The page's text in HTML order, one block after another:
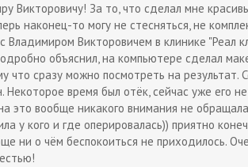
Викторовичу! За то, что сделал мне
наконец-то могу не стесняться, не
Викторовичем в клинике "Реал
объяснил, на компьютере сделал
что сразу можно посмотреть на результат.
Некоторое время был отёк, сейчас уже его
это вообще никакого внимания не
у кого и где оперировалась)) приятно
ни о чём беспокоиться не приходилось.